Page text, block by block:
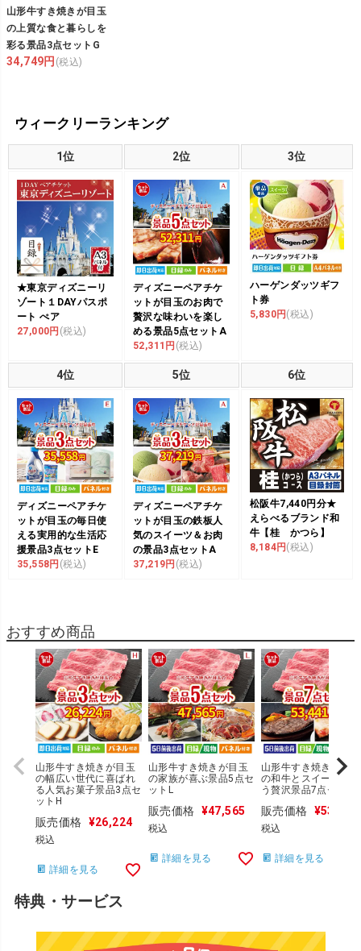
山形牛すき焼きが目玉
の上質な食と暮らしを
彩る景品3点セットG
34,749円 (税込)
ウィークリーランキング
1位 2位 3位
★東京ディズニーリ
ゾート１DAYパスポ
ート ぺア
27,000円 (税込)
ディズニーペアチケ
ットが目玉のお肉で
贅沢な味わいを楽し
める景品5点セットA
52,311円 (税込)
ハーゲンダッツギフ
ト券
5,830円 (税込)
4位 5位 6位
ディズニーペアチケ
ットが目玉の毎日使
える実用的な生活応
援景品3点セットE
35,558円 (税込)
ディズニーペアチケ
ットが目玉の鉄板人
気のスイーツ＆お肉
の景品3点セットA
37,219円 (税込)
松阪牛7,440円分★
えらべるブランド和
牛【桂 かつら】
8,184円 (税込)
おすすめ商品
山形牛すき焼きが目玉
の幅広い世代に喜ばれ
る人気お菓子景品3点セ
ットH
販売価格 ¥26,224
税込
詳細を見る
山形牛すき焼きが目玉
の家族が喜ぶ景品5点セ
ットL
販売価格 ¥47,565
税込
詳細を見る
山形牛すき焼きが目玉
の和牛とスイーツが揃
う贅沢景品7点セット
販売価格 ¥53,441
税込
詳細を見る
特典・サービス